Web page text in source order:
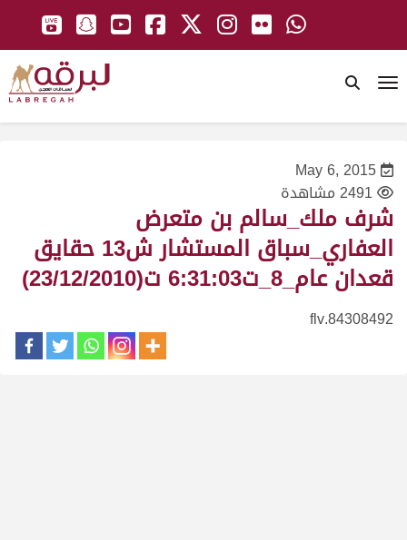
May 6, 2015
2491 مشاهدة
شرف ملك_سالم بن متعرض
العفاري_سباق المستشار ش13 حقايق
قعدان عام_8_ت6:31:03 ت(23/12/2010)
84308492.flv